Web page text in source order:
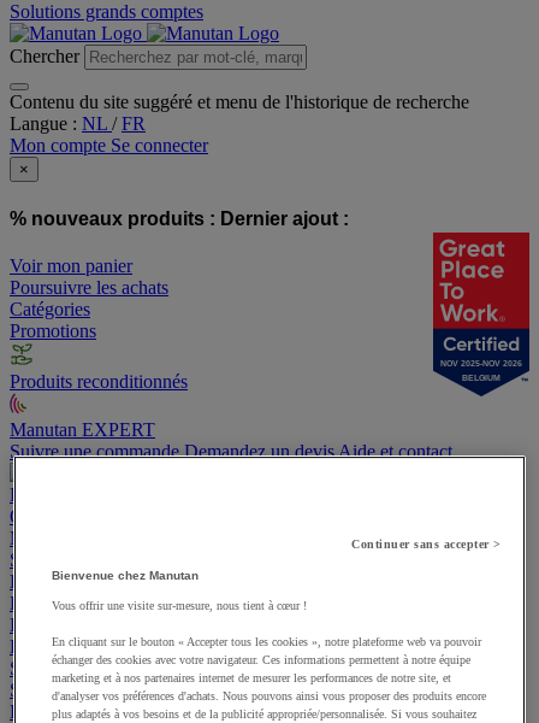
Solutions grands comptes
Chercher
Contenu du site suggéré et menu de l'historique de recherche
Langue : NL /FR
Mon compte Se connecter
×
% nouveaux produits : Dernier ajout :
Voir mon panier
Poursuivre les achats
Catégories
Promotions
Produits reconditionnés
Manutan EXPERT
Suivre une commande Demandez un devisAide et contact
Promotions
Offre responsable
Manutan EXPERT
Suivre une commande
Bureau
Entrepôt et atelier
Fournitures industrielles et outillage
Emballage et bac
Sécurité et santé
Sports et loisirs
Espace extérieur
NOV 2025-NOV 2026
BELGIUM
Continuer sans accepter >
Bienvenue chez Manutan
Vous offrir une visite sur-mesure, nous tient à cœur !
En cliquant sur le bouton « Accepter tous les cookies », notre plateforme web va pouvoir
échanger des cookies avec votre navigateur. Ces informations permettent à notre équipe
marketing et à nos partenaires internet de mesurer les performances de notre site, et
d'analyser vos préférences d'achats. Nous pouvons ainsi vous proposer des produits encore
plus adaptés à vos besoins et de la publicité appropriée/personnalisée. Si vous souhaitez